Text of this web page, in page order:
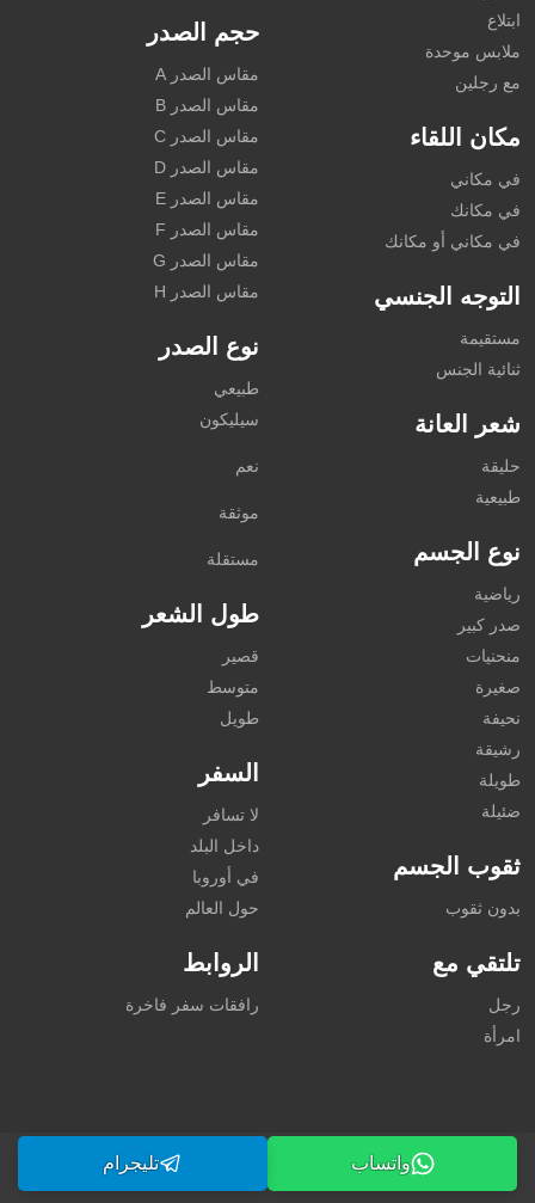
ابتلاع
ملابس موحدة
مع رجلين
مكان اللقاء
في مكاني
في مكانك
في مكاني أو مكانك
التوجه الجنسي
مستقيمة
ثنائية الجنس
شعر العانة
حليقة
طبيعية
نوع الجسم
رياضية
صدر كبير
منحنيات
صغيرة
نحيفة
رشيقة
طويلة
ضئيلة
ثقوب الجسم
بدون ثقوب
تلتقي مع
رجل
امرأة
حجم الصدر
مقاس الصدر A
مقاس الصدر B
مقاس الصدر C
مقاس الصدر D
مقاس الصدر E
مقاس الصدر F
مقاس الصدر G
مقاس الصدر H
نوع الصدر
طبيعي
سيليكون
نعم
موثقة
مستقلة
طول الشعر
قصير
متوسط
طويل
السفر
لا تسافر
داخل البلد
في أوروبا
حول العالم
الروابط
رافقات سفر فاخرة
©2026 dubai-callgirl.com. جميع الحقوق محفوظة. واتساب تليجرام